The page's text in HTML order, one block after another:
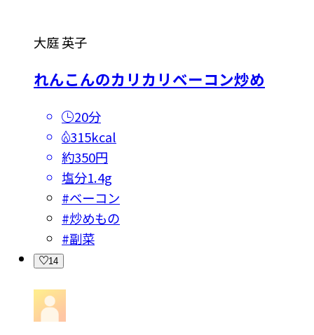
大庭 英子
れんこんのカリカリベーコン炒め
20分
315kcal
約350円
塩分1.4g
#ベーコン
#炒めもの
#副菜
14